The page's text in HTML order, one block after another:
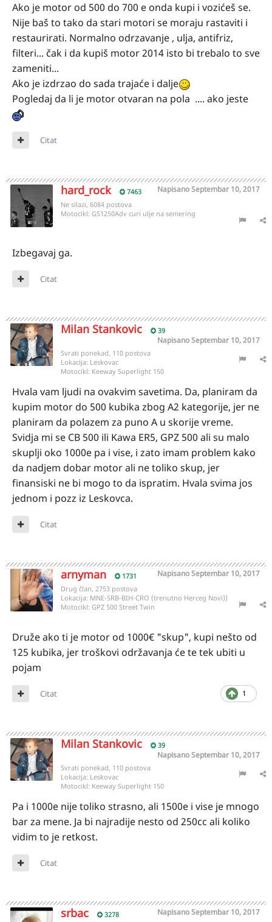
Ako je motor od 500 do 700 e onda kupi i vozićeš se.
Nije baš to tako da stari motori se moraju rastaviti i
restaurirati. Normalno odrzavanje , ulja, antifriz,
filteri... čak i da kupiš motor 2014 isto bi trebalo to sve
zameniti...
Ako je izdrzao do sada trajaće i dalje
Pogledaj da li je motor otvaran na pola .... ako jeste
Citat
hard_rock 7463 NapisanoSeptembar 10, 2017
Ne silazi, 6084 postova
Motocikl: GS1250Adv curi ulje na semering
Izbegavaj ga.
Citat
Milan Stankovic 39
NapisanoSeptembar 10, 2017
Svrati ponekad, 110 postova
Lokacija: Leskovac
Motocikl: Keeway Superlight 150
Hvala vam ljudi na ovakvim savetima. Da, planiram da
kupim motor do 500 kubika zbog A2 kategorije, jer ne
planiram da polazem za puno A u skorije vreme.
Svidja mi se CB 500 ili Kawa ER5, GPZ 500 ali su malo
skuplji oko 1000e pa i vise, i zato imam problem kako
da nadjem dobar motor ali ne toliko skup, jer
finansiski ne bi mogo to da ispratim. Hvala svima jos
jednom i pozz iz Leskovca.
Citat
arnyman 1731 NapisanoSeptembar 10, 2017
Drug član, 2753 postova
Lokacija: MNE-SRB-BIH-CRO (trenutno Herceg Novi))
Motocikl: GPZ 500 Street Twin
Druže ako ti je motor od 1000€ "skup", kupi nešto od
125 kubika, jer troškovi održavanja će te tek ubiti u
pojam
1
Citat
Milan Stankovic 39
NapisanoSeptembar 10, 2017
Svrati ponekad, 110 postova
Lokacija: Leskovac
Motocikl: Keeway Superlight 150
Pa i 1000e nije toliko strasno, ali 1500e i vise je mnogo
bar za mene. Ja bi najradije nesto od 250cc ali koliko
vidim to je retkost.
Citat
srbac 3278 NapisanoSeptembar 10, 2017